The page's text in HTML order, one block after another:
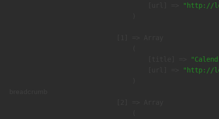
"http://
"http://